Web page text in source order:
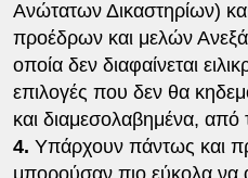
Ανώτατων Δικαστηρίων)
προέδρων και μελών
οποία δεν διαφαίνεται
επιλογές που δεν θα
και διαμεσολαβημένα, από
4. Υπάρχουν πάντως και
μπορούσαν πιο εύκολα να